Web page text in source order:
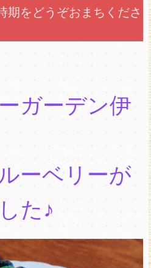
期をどうぞおまちくださ
ガーデン伊
ーベリーが
た♪